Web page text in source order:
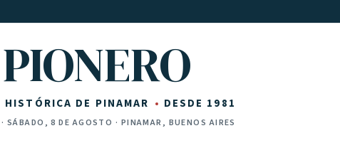
PIONERO
HISTÓRICA DE PINAMAR DESDE 1981
· SÁBADO, 8 DE AGOSTO · PINAMAR, BUENOS AIRES